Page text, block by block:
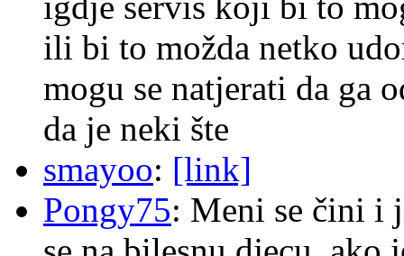
ili bi to možda netko
mogu se natjerati da ga
da je neki šte
smayoo: [link]
Pongy75: Meni se čini i